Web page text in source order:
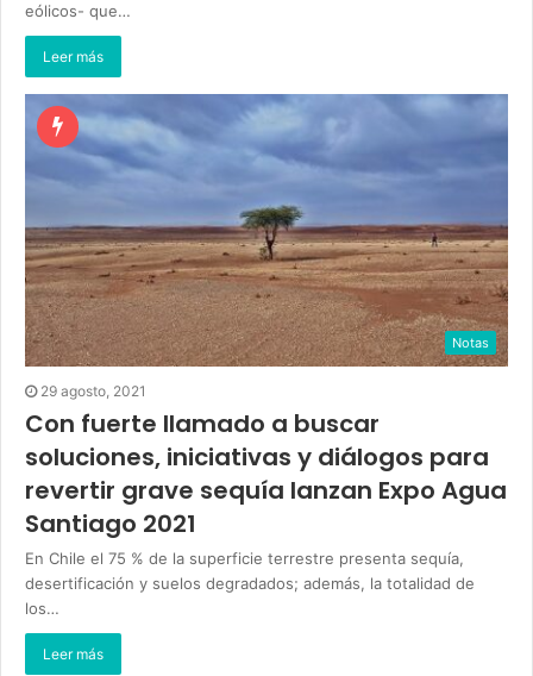
eólicos- que…
Leer más
Notas
29 agosto, 2021
Con fuerte llamado a buscar
soluciones, iniciativas y diálogos para
revertir grave sequía lanzan Expo Agua
Santiago 2021
En Chile el 75 % de la superficie terrestre presenta sequía,
desertificación y suelos degradados; además, la totalidad de
los…
Leer más